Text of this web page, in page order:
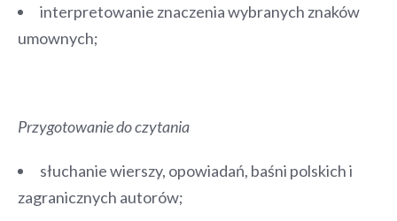
interpretowanie znaczenia wybranych znaków
umownych;
Przygotowanie do czytania
słuchanie wierszy, opowiadań, baśni polskich i
zagranicznych autorów;